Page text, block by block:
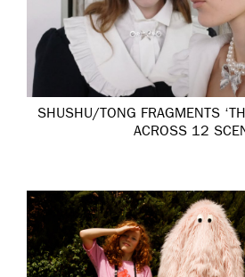
SHUSHU/TONG FRAGMENTS
ACROSS 12